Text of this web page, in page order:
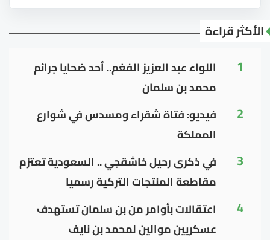
الأكثر قراءة
1
اللواء عبد العزيز الفغم.. أحد ضحايا جرائم
محمد بن سلمان
2
فيديو: فتاة شقراء ومسدس في شوارع
المملكة
3
في ذكرى رحيل خاشقجي .. السعودية تعتزم
مقاطعة المنتجات التركية رسميا
4
اعتقالات بأوامر من بن سلمان تستهدف
عسكريين موالين لمحمد بن نايف